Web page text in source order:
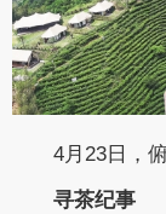
4月23日，
寻茶纪事